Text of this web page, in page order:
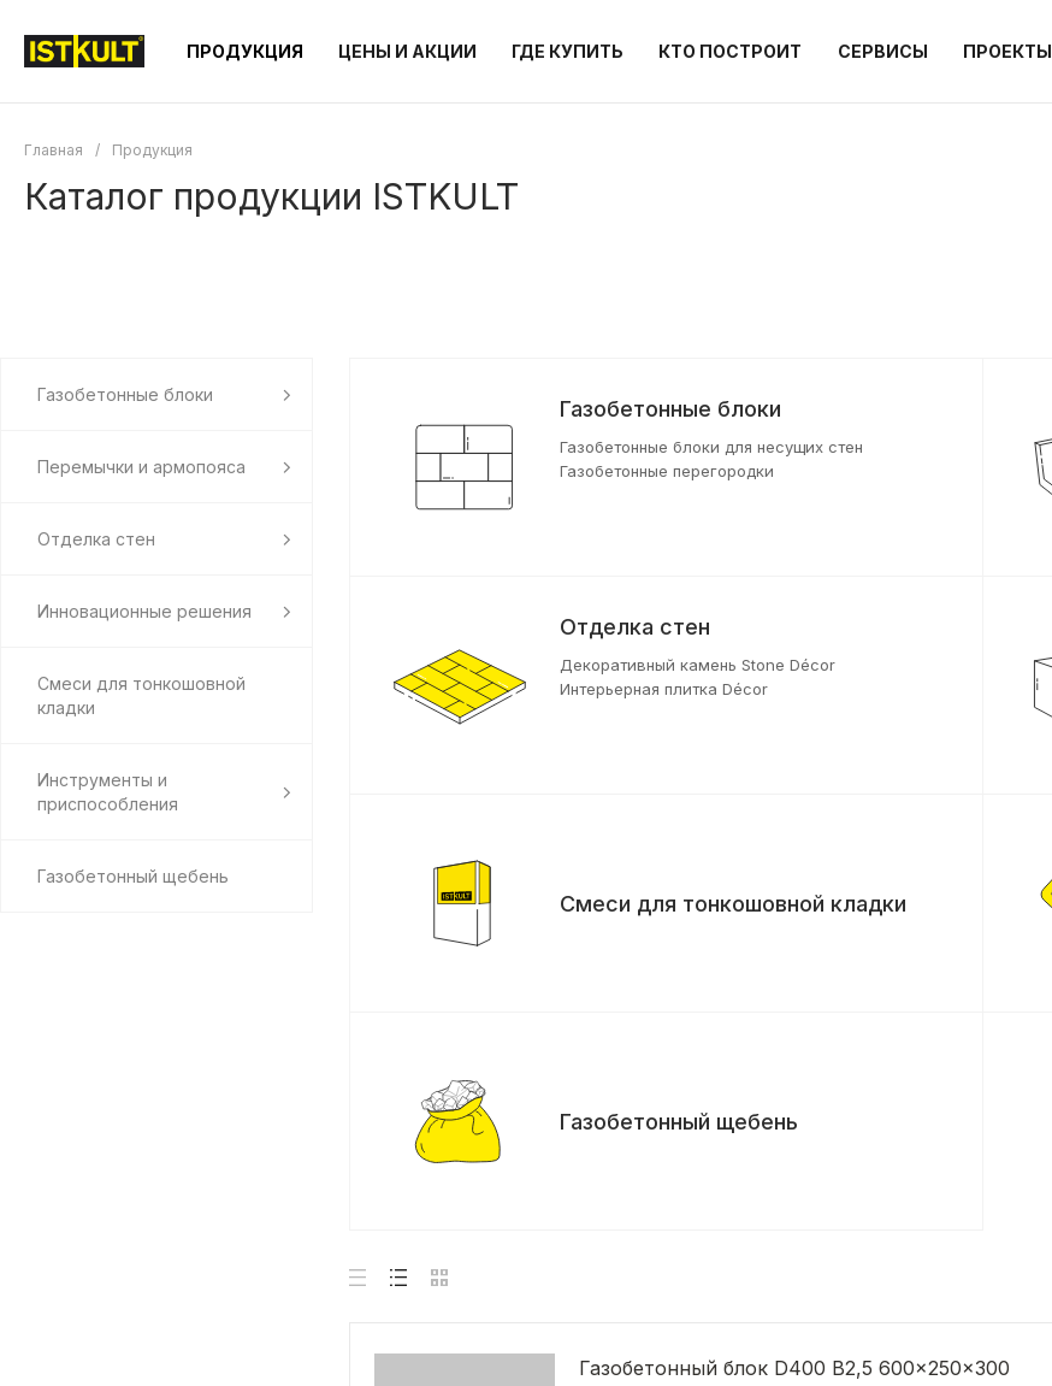
ПРОДУКЦИЯ ЦЕНЫ И АКЦИИ ГДЕ КУПИТЬ КТО ПОСТРОИТ СЕРВИСЫ ПРОЕКТЫ
Главная / Продукция
Каталог продукции ISTKULT
Газобетонные блоки
Перемычки и армопояса
Отделка стен
Инновационные решения
Смеси для тонкошовной
кладки
Инструменты и
приспособления
Газобетонный щебень
Газобетонные блоки
Газобетонные блоки для несущих стен
Газобетонные перегородки
Отделка стен
Декоративный камень Stone Décor
Интерьерная плитка Décor
Смеси для тонкошовной кладки
Газобетонный щебень
Газобетонный блок D400 B2,5 600x250x300